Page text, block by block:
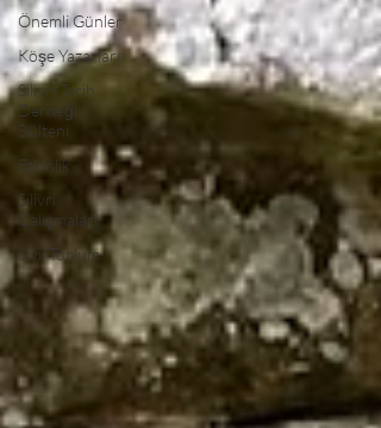
Önemli Günler
Köşe Yazarları
Silivri Tarih
Derneği
Bülteni
Etkinlik
Silivri
Çalışmaları
Sivil Toplum